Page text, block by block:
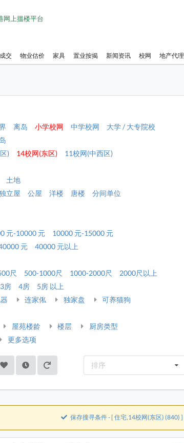
网上搵楼平台
交 物业估价 家具 置业按揭 新闻资讯 校网 地产代理
离岛 小学校网 中学校网
大学 / 大专院校
) 14校网(东区)
11校网(中西区)
土地
立屋 公屋 洋楼 唐楼
分间单位
元-10000 元
10000 元-15000 元
元
40000 元以上
尺 500-1000尺 1000-2000尺
2000尺以上
3房 4房
5房 以上
连家俬 独家盘
可养猫狗
屋苑楼龄 楼层
厨房类型
更多选项
排序
保存搜寻条件 - [ 住宅,14校网(东区) (840) ]